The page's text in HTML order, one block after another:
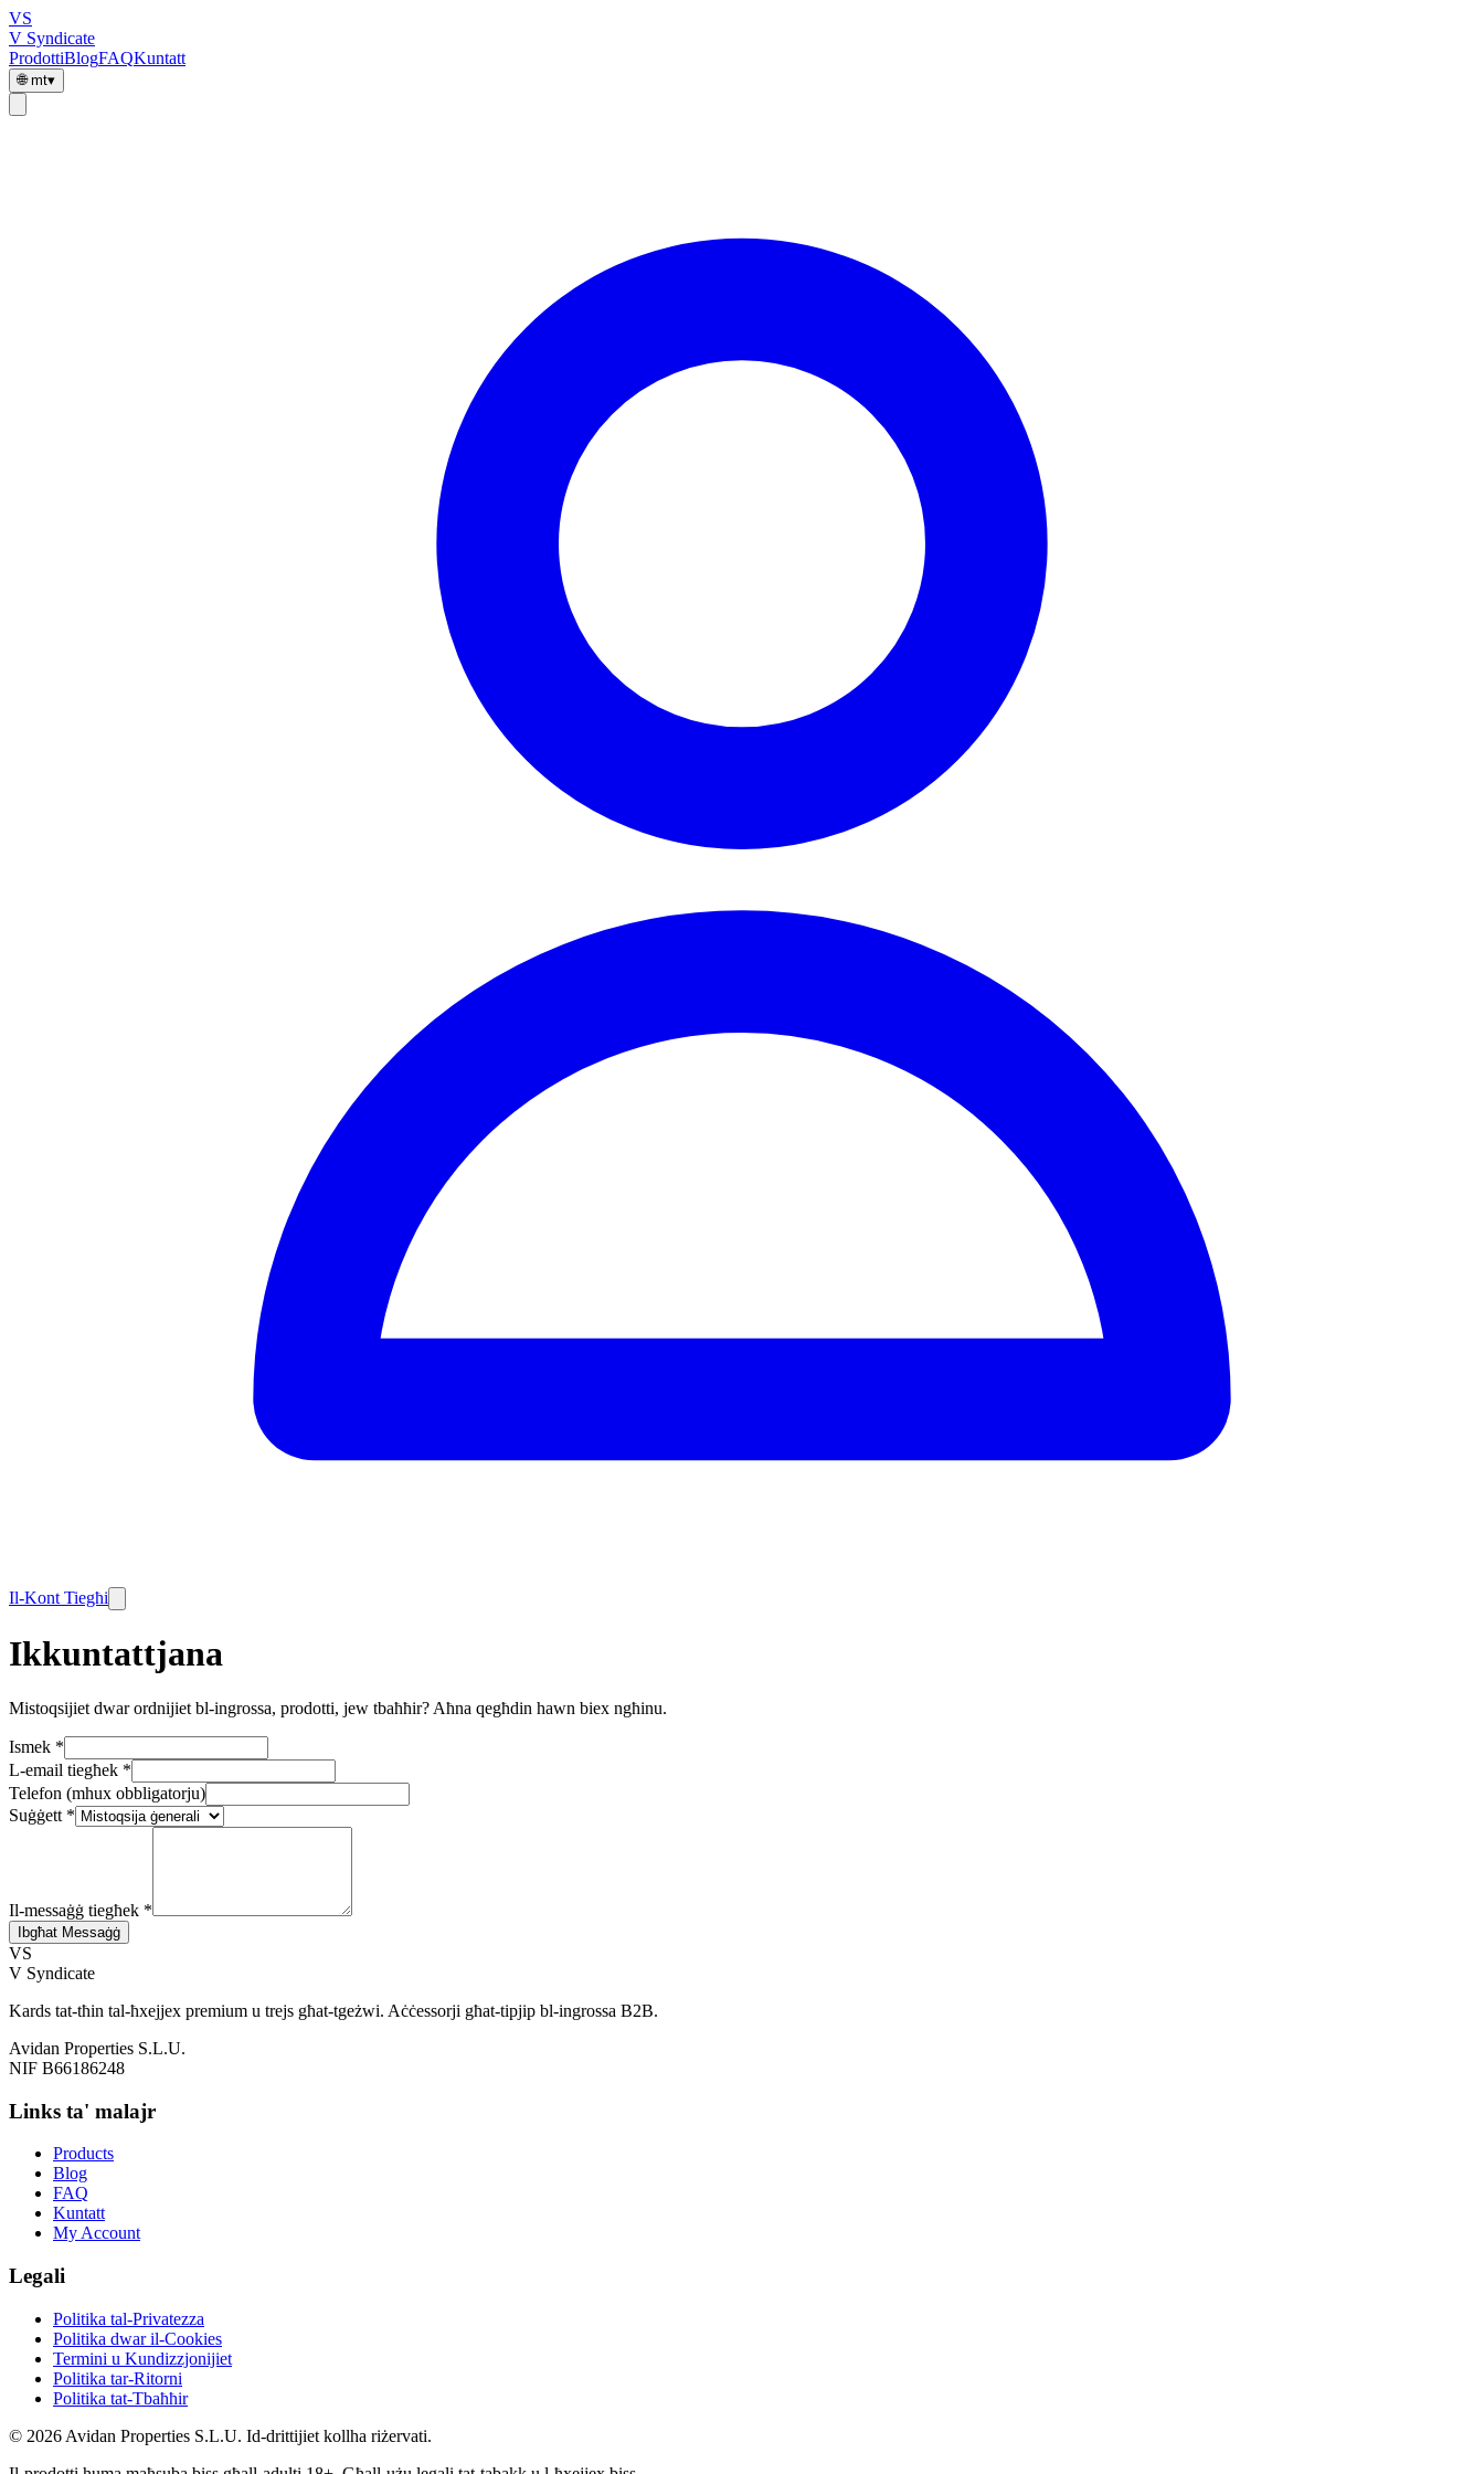
VS
V Syndicate
ProdottiBlogFAQKuntatt
🌐mt▾
Il-Kont Tiegħi
Ikkuntattjana
Mistoqsijiet dwar ordnijiet bl-ingrossa, prodotti, jew tbaħħir? Aħna qegħdin hawn biex ngħinu.
Ismek *
L-email tiegħek *
Telefon (mhux obbligatorju)
Suġġett *
Il-messaġġ tiegħek *
Ibgħat Messaġġ
VS
V Syndicate
Kards tat-tħin tal-ħxejjex premium u trejs għat-tgeżwi. Aċċessorji għat-tipjip bl-ingrossa B2B.
Avidan Properties S.L.U.
NIF B66186248
Links ta' malajr
Products
Blog
FAQ
Kuntatt
My Account
Legali
Politika tal-Privatezza
Politika dwar il-Cookies
Termini u Kundizzjonijiet
Politika tar-Ritorni
Politika tat-Tbaħħir
© 2026 Avidan Properties S.L.U. Id-drittijiet kollha riżervati.